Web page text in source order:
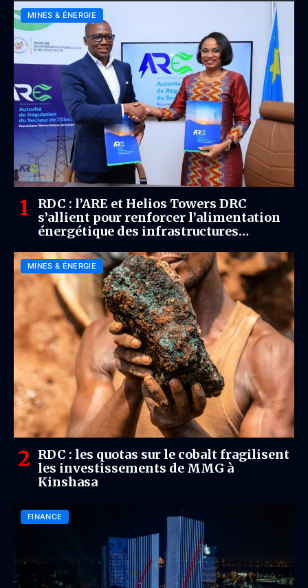
MINES & ÉNERGIE
RDC : l’ARE et Helios Towers DRC
s’allient pour renforcer l’alimentation
énergétique des infrastructures
MINES & ÉNERGIE
RDC : les quotas sur le cobalt fragilisent
les investissements de MMG à
Kinshasa
FINANCE